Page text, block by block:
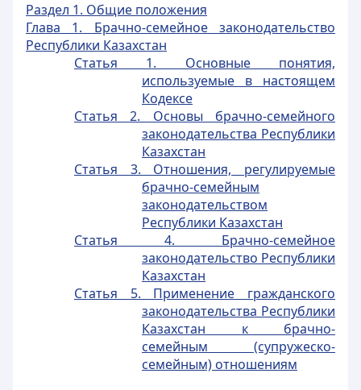
Раздел 1. Общие положения
Глава 1. Брачно-семейное законодательство
Республики Казахстан
Статья 1. Основные понятия,
используемые в настоящем
Кодексе
Статья 2. Основы брачно-семейного
законодательства Республики
Казахстан
Статья 3. Отношения, регулируемые
брачно-семейным
законодательством
Республики Казахстан
Статья 4. Брачно-семейное
законодательство Республики
Казахстан
Статья 5. Применение гражданского
законодательства Республики
Казахстан к брачно-
семейным (супружеско-
семейным) отношениям